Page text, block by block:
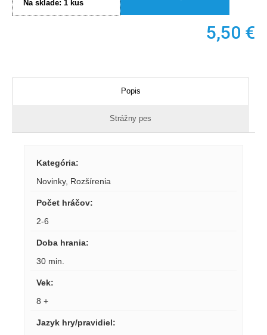
Na sklade: 1 kus
5,50 €
Popis
Strážny pes
Kategória:
Novinky, Rozšírenia
Počet hráčov:
2-6
Doba hrania:
30 min.
Vek:
8 +
Jazyk hry/pravidiel: